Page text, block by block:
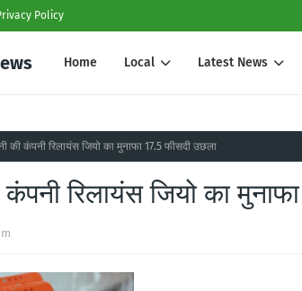
Policy
Home Local Latest News
की कंपनी रिलायंस जियो का मुनाफा 17.5 फीसदी उछला
रिलायंस जियो का